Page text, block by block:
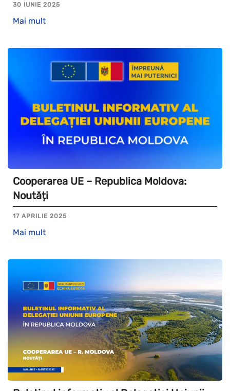
30 IUNIE 2025
Mai mult
Cooperarea UE – Republica Moldova:
Noutăți
17 APRILIE 2025
Mai mult